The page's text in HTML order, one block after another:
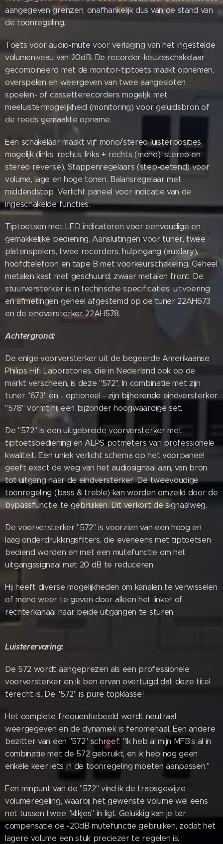
aangegeven grenzen, onafhankelijk dus van de stand van
de toonregeling.
Toets voor audio-mute voor verlaging van het ingestelde
volumeniveau van 20dB. De recorder-keuzeschakelaar
gecombineerd met de monitor-tiptoets maakt opnemen,
overspelen en weergeven van twee aangesloten
spoelen- of cassetterecorders mogelijk met
meeluistermogelijkheid (monitoring) voor geluidsbron of
de reeds gemaakte opname.
Een schakelaar maakt vijf mono/stereo luisterposities
mogelijk (links, rechts, links + rechts (mono), stereo en
stereo reverse). Stappenregelaars (step-detend) voor
volume, lage en hoge tonen. Balansregelaar met
middendstop. Verlicht paneel voor indicatie van de
ingeschakelde functies.
Tiptoetsen met LED indicatoren voor eenvoudige en
gemakkelijke bediening. Aansluitingen voor tuner, twee
platenspelers, twee recorders, hulpingang (auxilary),
hoofdtelefoon en tape B met voorkeurschakeling. Geheel
metalen kast met geschuurd, zwaar metalen front. De
stuurversterker is in techinsche specificaties, uitvoering
en afmetingen geheel afgestemd op de tuner 22AH673
en de eindversterker 22AH578.
Achtergrond:
De enige voorversterker uit de begeerde Amerikaanse
Philips Hifi Laboratories, die in Nederland ook op de
markt verscheen, is deze "572". In combinatie met zijn
tuner "673" en - optioneel - zijn bijhorende eindversterker
"578" vormt hij een bijzonder hoogwaardige set.
De "572" is een uitgebreide voorversterker met
tiptoetsbediening en ALPS potmeters van professionele
kwaliteit. Een uniek verlicht schema op het voorpaneel
geeft exact de weg van het audiosignaal aan, van bron
tot uitgang naar de eindversterker. De tweevoudige
toonregeling (bass & treble) kan worden omzeild door de
bypassfunctie te gebruiken. Dit verkort de signaalweg.
De voorversterker "572" is voorzien van een hoog en
laag onderdrukkingsfilters, die eveneens met tiptoetsen
bediend worden en met een mutefunctie om het
uitgangssignaal met 20 dB te reduceren.
Hij heeft diverse mogelijkheden om kanalen te verwisselen
of mono weer te geven door alleen het linker of
rechterkanaal naar beide uitgangen te sturen.
Luisterervaring:
De 572 wordt aangeprezen als een professionele
voorversterker en ik ben ervan overtuigd dat deze titel
terecht is. De "572" is pure topklasse!
Het complete frequentiebeeld wordt neutraal
weergegeven en de dynamiek is fenomenaal. Een andere
bezitter van een "572" schreef: "Ik heb al mijn MFB's al in
combinatie met de 572 gebruikt, en ik heb nog geen
enkele keer iets in de toonregeling moeten aanpassen."
Een minpunt van de "572" vind ik de trapsgewijze
volumeregeling, waarbij het gewenste volume wel eens
net tussen twee "klikjes" in ligt. Gelukkig kan je ter
compensatie de -20dB mutefunctie gebruiken, zodat het
lagere volume een stuk preciezer te regelen is.